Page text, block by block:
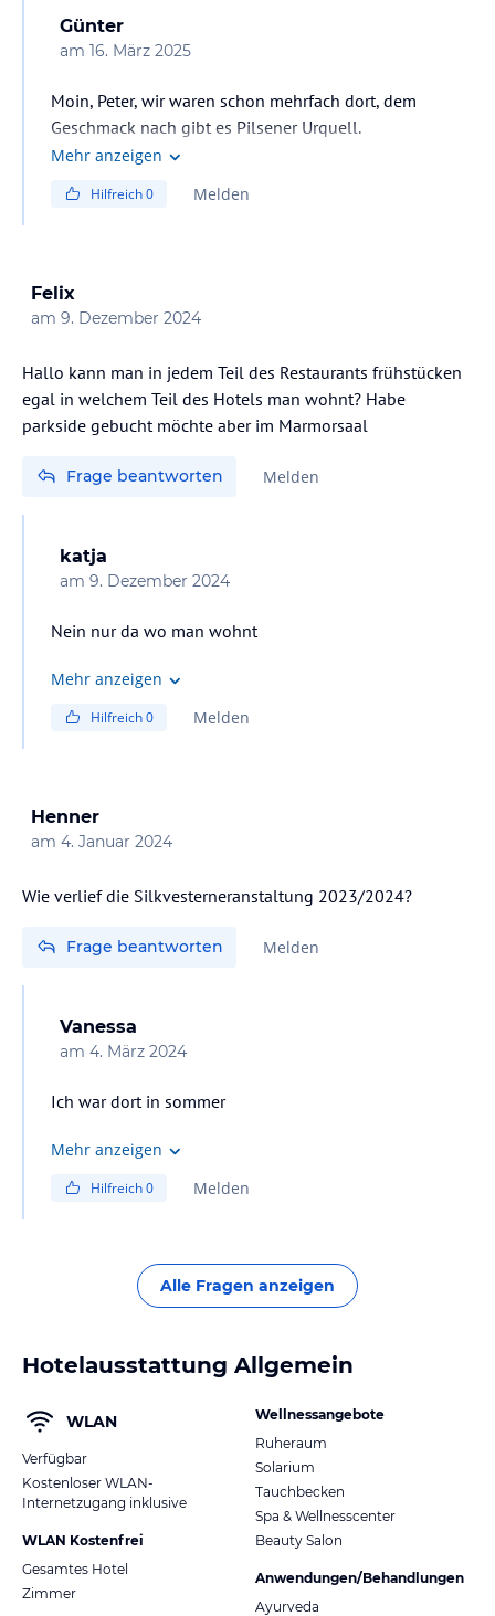
Günter
am 16. März 2025
Moin, Peter, wir waren schon mehrfach dort, dem
Geschmack nach gibt es Pilsener Urquell.
Noch zwei Tipps zusätzlich, wenn man vor dem Pupp
Ristorante/Pizzeria Cap nicht empfehlen, da es m. E.
hinter der Brücke, ist das Restaurant Embassy, wo wir
stets zufrieden waren. Natürlich ist die Küche im Pupp
das, was ihr zusagte. Einen schönen Aufenthalt!
Nette Grüße
Günter
Mehr anzeigen
Hilfreich0 Melden
Felix
am 9. Dezember 2024
Hallo kann man in jedem Teil des Restaurants frühstücken
egal in welchem Teil des Hotels man wohnt? Habe
parkside gebucht möchte aber im Marmorsaal
Frage beantworten Melden
katja
am 9. Dezember 2024
Nein nur da wo man wohnt
Mehr anzeigen
Hilfreich0 Melden
Henner
am 4. Januar 2024
Wie verlief die Silkvesterneranstaltung 2023/2024?
Frage beantworten Melden
Vanessa
am 4. März 2024
Ich war dort in sommer
Mehr anzeigen
Hilfreich0 Melden
Alle Fragen anzeigen
Hotelausstattung Allgemein
WLAN
Verfügbar
Kostenloser WLAN-
Internetzugang inklusive
WLAN Kostenfrei
Gesamtes Hotel
Zimmer
Wellnessangebote
Ruheraum
Solarium
Tauchbecken
Spa & Wellnesscenter
Beauty Salon
Anwendungen/Behandlungen
Ayurveda